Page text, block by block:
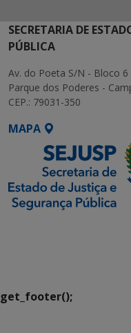
SECRETARIA DE
PÚBLICA
Av. do Poeta S/N - Bloco 6
Parque dos Poderes -
CEP.: 79031-350
MAPA
get_footer();